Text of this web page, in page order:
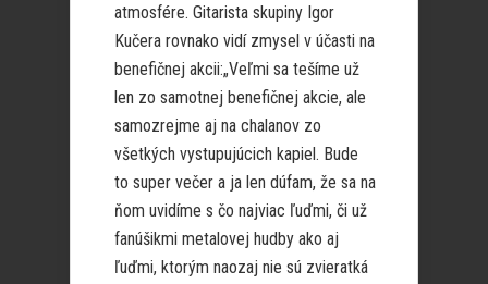
atmosfére. Gitarista skupiny Igor
Kučera rovnako vidí zmysel v účasti na
benefičnej akcii:„Veľmi sa tešíme už
len zo samotnej benefičnej akcie, ale
samozrejme aj na chalanov zo
všetkých vystupujúcich kapiel. Bude
to super večer a ja len dúfam, že sa na
ňom uvidíme s čo najviac ľuďmi, či už
fanúšikmi metalovej hudby ako aj
ľuďmi, ktorým naozaj nie sú zvieratká